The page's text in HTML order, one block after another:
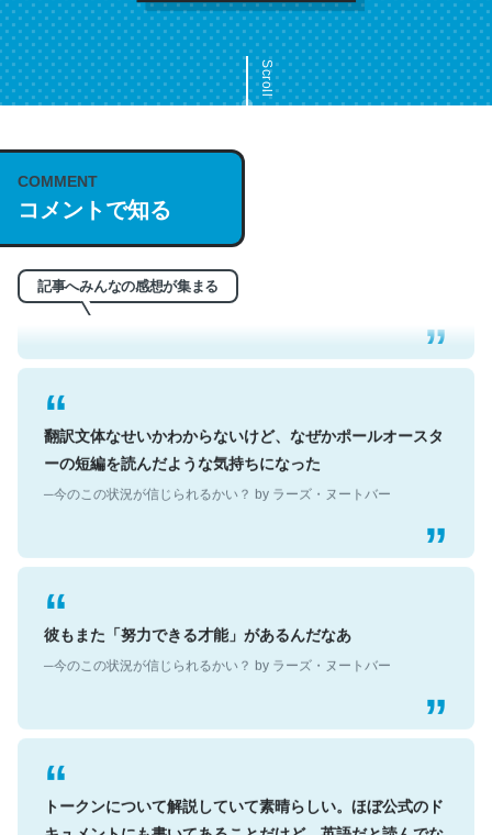
Scroll
COMMENT
コメントで知る
記事へみんなの感想が集まる
これは名文。彼はとてもクレバーなんだろうなと凄く思
─今のこの状況が信じられるかい？ by ラーズ・ヌートバー
翻訳文体なせいかわからないけど、なぜかポールオースタ
ーの短編を読んだような気持ちになった
─今のこの状況が信じられるかい？ by ラーズ・ヌートバー
彼もまた「努力できる才能」があるんだなあ
─今のこの状況が信じられるかい？ by ラーズ・ヌートバー
トークンについて解説していて素晴らしい。ほぼ公式のド
キュメントにも書いてあることだけど、英語だと読んでな